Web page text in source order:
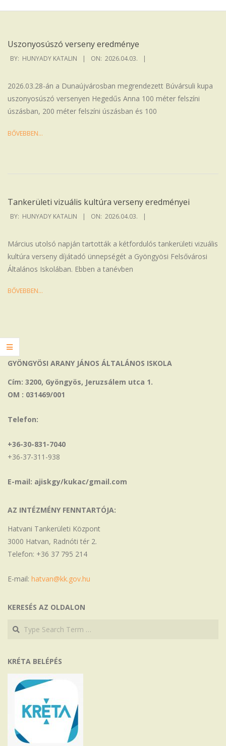
Iskola
Uszonyosúszó verseny eredménye
2026-
BY: HUNYADY KATALIN ON: 2026.04.03.
2026.03.28-án a Dunaújvárosban megrendezett Búvársuli kupa
uszonyosúszó versenyen Hegedűs Anna 100 méter felszíni
úszásban, 200 méter felszíni úszásban és 100
BŐVEBBEN…
Tankerületi vizuális kultúra verseny eredményei
2026-
BY: HUNYADY KATALIN ON: 2026.04.03.
Március utolsó napján tartották a kétfordulós tankerületi vizuális
kultúra verseny díjátadó ünnepségét a Gyöngyösi Felsővárosi
Általános Iskolában. Ebben a tanévben
BŐVEBBEN…
GYÖNGYÖSI ARANY JÁNOS ÁLTALÁNOS ISKOLA
Cím: 3200, Gyöngyös, Jeruzsálem utca 1.
OM : 031469/001
Telefon:
+36-30-831-7040
+36-37-311-938
E-mail: ajiskgy/kukac/gmail.com
AZ INTÉZMÉNY FENNTARTÓJA:
Hatvani Tankerületi Központ
3000 Hatvan, Radnóti tér 2.
Telefon: +36 37 795 214
E-mail: hatvan@kk.gov.hu
KERESÉS AZ OLDALON
Search
Search
KRÉTA BELÉPÉS